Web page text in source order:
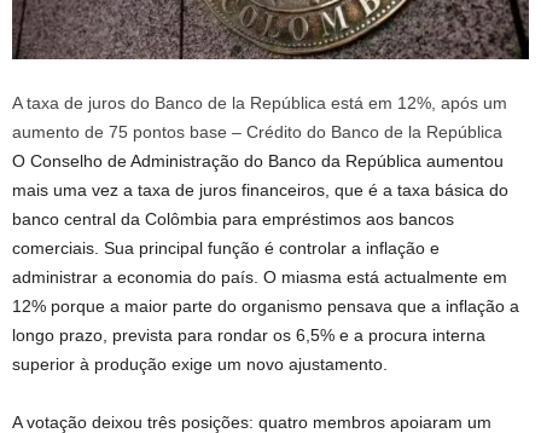
A taxa de juros do Banco de la República está em 12%, após um
aumento de 75 pontos base – Crédito do Banco de la República
O Conselho de Administração do Banco da República aumentou
mais uma vez a taxa de juros financeiros, que é a taxa básica do
banco central da Colômbia para empréstimos aos bancos
comerciais. Sua principal função é controlar a inflação e
administrar a economia do país. O miasma está actualmente em
12% porque a maior parte do organismo pensava que a inflação a
longo prazo, prevista para rondar os 6,5% e a procura interna
superior à produção exige um novo ajustamento.
A votação deixou três posições: quatro membros apoiaram um